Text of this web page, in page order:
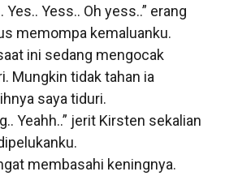
Yes.. Yess.. Oh yess..” erang
memompa kemaluanku.
ini sedang mengocak
Mungkin tidak tahan ia
saya tiduri.
Yeahh..” jerit Kirsten sekalian
membasahi keningnya.